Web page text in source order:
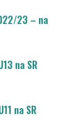
23 – na
na SR
na SR